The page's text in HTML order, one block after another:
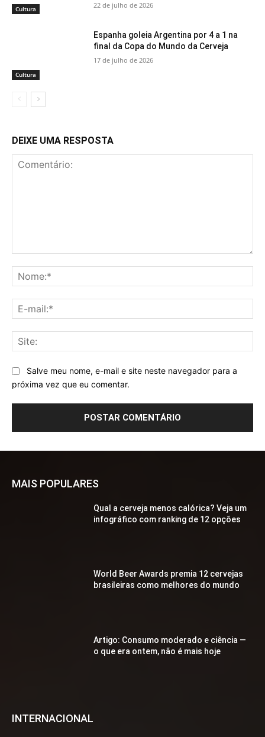
Cultura 22 de julho de 2026
Cultura
Espanha goleia Argentina por 4 a 1 na
final da Copa do Mundo da Cerveja
17 de julho de 2026
DEIXE UMA RESPOSTA
Salve meu nome, e-mail e site neste navegador para a
próxima vez que eu comentar.
MAIS POPULARES
Qual a cerveja menos calórica? Veja um
infográfico com ranking de 12 opções
World Beer Awards premia 12 cervejas
brasileiras como melhores do mundo
Artigo: Consumo moderado e ciência —
o que era ontem, não é mais hoje
INTERNACIONAL